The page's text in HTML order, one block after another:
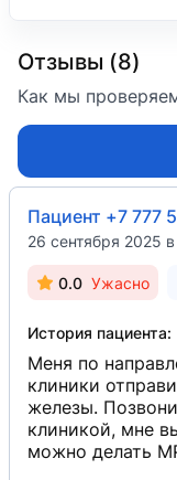
Отзывы (8)
Как мы
Пациент +7 777
26 сентября 2025
0.0 Ужасно
История пациента:
Меня по
клиники
железы.
клиникой, мне
можно делать